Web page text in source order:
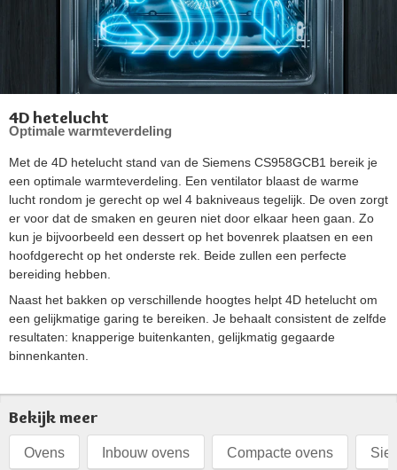
4D hetelucht
Optimale warmteverdeling
Met de 4D hetelucht stand van de Siemens CS958GCB1 bereik je
een optimale warmteverdeling. Een ventilator blaast de warme
lucht rondom je gerecht op wel 4 bakniveaus tegelijk. De oven zorgt
er voor dat de smaken en geuren niet door elkaar heen gaan. Zo
kun je bijvoorbeeld een dessert op het bovenrek plaatsen en een
hoofdgerecht op het onderste rek. Beide zullen een perfecte
bereiding hebben.
Naast het bakken op verschillende hoogtes helpt 4D hetelucht om
een gelijkmatige garing te bereiken. Je behaalt consistent de zelfde
resultaten: knapperige buitenkanten, gelijkmatig gegaarde
binnenkanten.
Bekijk meer
Ovens Inbouw ovens Compacte ovens